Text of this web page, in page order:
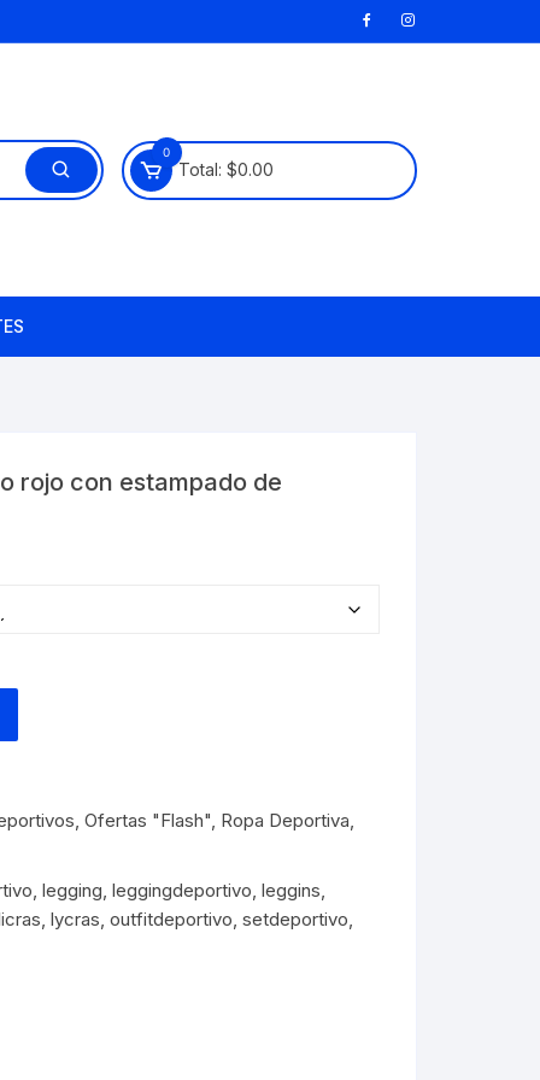
0
Total: $0.00
rojo con estampado de
, Ofertas "Flash", Ropa Deportiva,
, legging, leggingdeportivo, leggins,
, lycras, outfitdeportivo, setdeportivo,